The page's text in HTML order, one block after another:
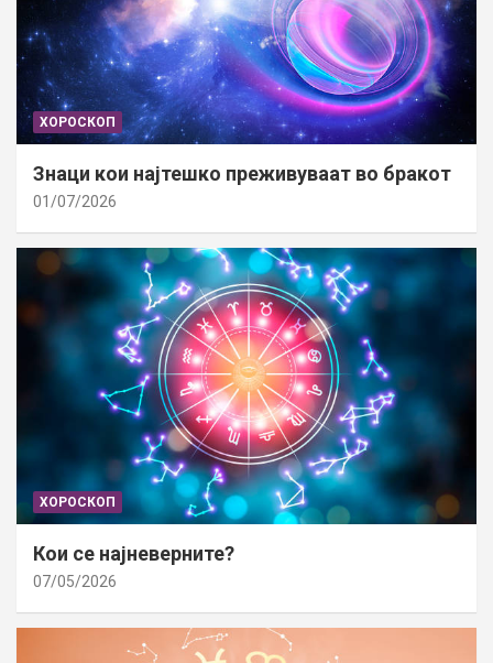
ХОРОСКОП
Знаци кои најтешко преживуваат во бракот
01/07/2026
ХОРОСКОП
Кои се најневерните?
07/05/2026